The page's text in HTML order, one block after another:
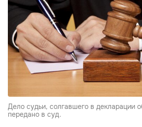
Дело судьи, солгавшего в декларации
передано в суд.